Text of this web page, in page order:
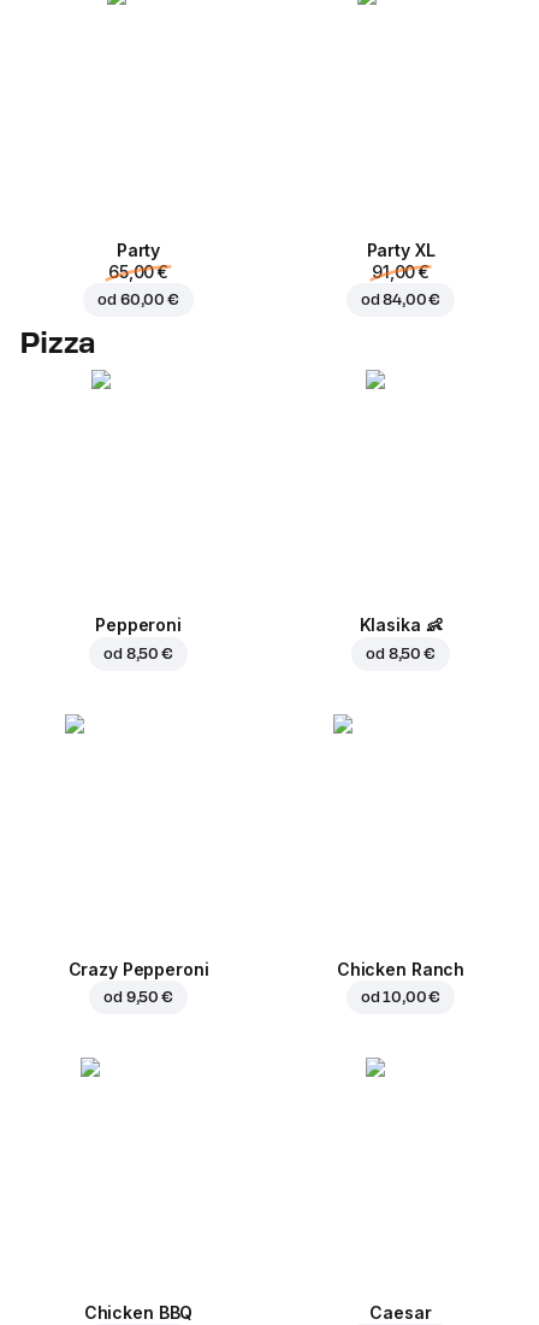
Party
65,00 €
od 60,00 €
Party XL
91,00 €
od84,00 €
Pizza
Pepperoni
od 8,50 €
Klasika 👶
od 8,50 €
Crazy Pepperoni
od 9,50 €
Chicken Ranch
od10,00 €
Chicken BBQ Caesar